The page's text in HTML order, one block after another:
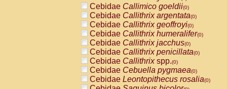
PitheciidaeCallicebus moloch
PitheciidaeCallicebus torquatus
PitheciidaeCallicebusspp.(0)
PitheciidaeChiropotes satanas(0)
PitheciidaePithecia monachus
PitheciidaePithecia pithecia(0)
CercopithecidaeCercocebus agilis
CercopithecidaeCercocebus
CercopithecidaeCercocebus
CercopithecidaeCercocebus
Cebidae Callimico goeldii(0)
Cebidae Callithrix argentata(0)
Cebidae Callithrix geoffroyi(0)
Cebidae Callithrix humeralifer(0)
Cebidae Callithrix jacchus(0)
Cebidae Callithrix penicillata(0)
Cebidae Callithrixspp.(0)
Cebidae Cebuella pygmaea(0)
Cebidae Leontopithecus rosalia(0)